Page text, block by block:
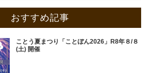
おすすめ記事
ことう夏まつり「ことぼん2026」R8年８/８
(土) 開催